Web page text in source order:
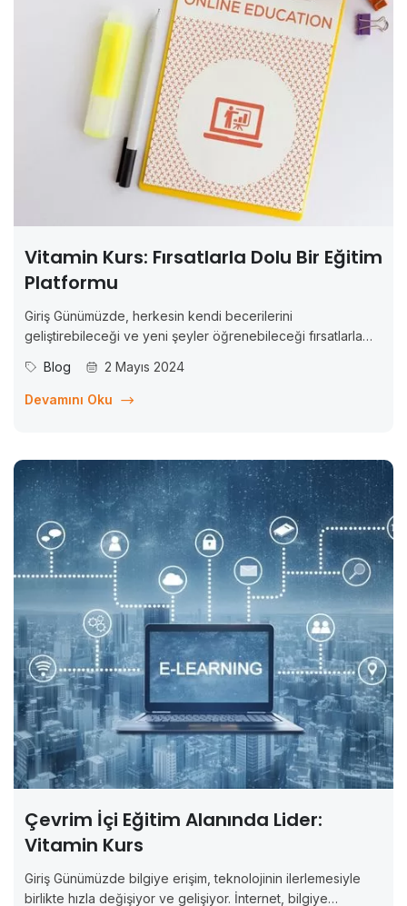
Vitamin Kurs: Fırsatlarla Dolu Bir Eğitim
Platformu
Giriş Günümüzde, herkesin kendi becerilerini
geliştirebileceği ve yeni şeyler öğrenebileceği fırsatlarla
yaygınlaşması ve dijital dönüşüm, bu tür platformlara erişimi
daha da kolaylaştırdı. İşte bu bağlamda, Vitamin Kurs adlı
Blog 2 Mayıs 2024
Devamını Oku
Çevrim İçi Eğitim Alanında Lider:
Vitamin Kurs
Giriş Günümüzde bilgiye erişim, teknolojinin ilerlemesiyle
birlikte hızla değişiyor ve gelişiyor. İnternet, bilgiye